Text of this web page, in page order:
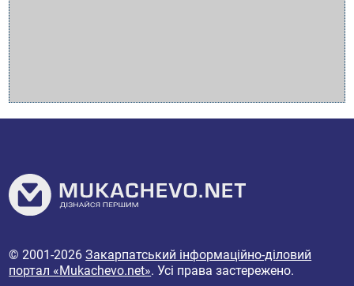
© 2001-2026Закарпатський інформаційно-діловий
портал «Mukachevo.net». Усі права застережено.